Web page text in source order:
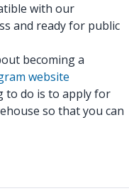
with our
and ready for public
becoming a
website
to do is to apply for
so that you can